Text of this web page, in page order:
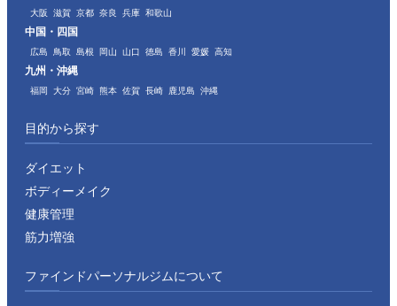
大阪 滋賀 京都 奈良 兵庫 和歌山
中国・四国
広島 鳥取 島根 岡山 山口 徳島 香川 愛媛 高知
九州・沖縄
福岡 大分 宮崎 熊本 佐賀 長崎 鹿児島 沖縄
目的から探す
ダイエット
ボディーメイク
健康管理
筋力増強
ファインドパーソナルジムについて